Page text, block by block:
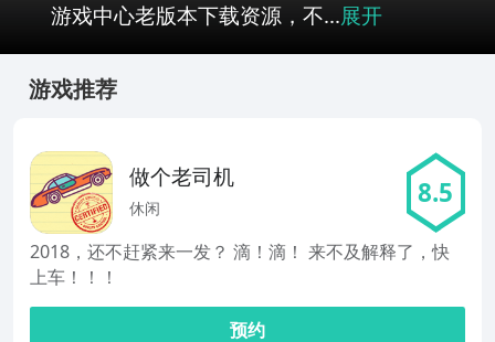
游戏中心老版本下载资源，不...展开
游戏推荐
做个老司机
休闲 8.5
2018，还不赶紧来一发？ 滴！滴！ 来不及解释了，快
上车！！！
预约